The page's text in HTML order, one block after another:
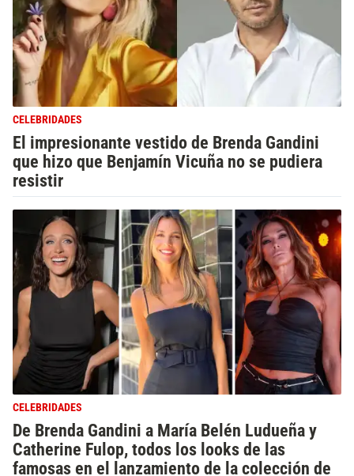
CELEBRIDADES
El impresionante vestido de Brenda Gandini
que hizo que Benjamín Vicuña no se pudiera
resistir
CELEBRIDADES
De Brenda Gandini a María Belén Ludueña y
Catherine Fulop, todos los looks de las
famosas en el lanzamiento de la colección de